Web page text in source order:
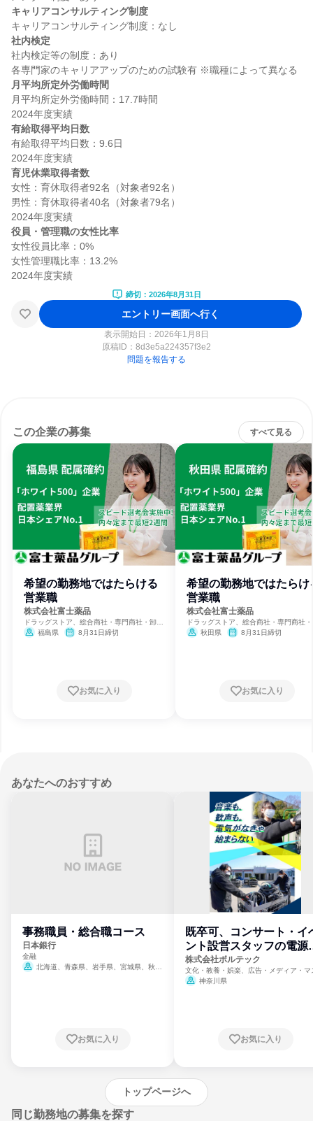
キャリアコンサルティング制度
社内検定
社内検定等の制度：あり
月平均所定外労働時間
月平均所定外労働時間：17.7時間
有給取得平均日数
有給取得平均日数：9.6日
育児休業取得者数
女性：育休取得者92名（対象者92名）
男性：育休取得者40名（対象者79名）
役員・管理職の女性比率
女性役員比率：0%
女性管理職比率：13.2%
締切：2026年8月31日
エントリー画面へ行く
表示開始日：2026年1月8日
原稿ID： 8d3e5a224357f3e2
問題を報告する
この企業の募集 すべて見る
希望の勤務地ではたらける
営業職
株式会社富士薬品
ドラッグストア、総合商社・専門商社・卸
売、製薬
福島県 8月31日締切
お気に入り
希望の勤務地ではたらけ
営業職
株式会社富士薬品
ドラッグストア、総合商社・専門商社
売、製薬
秋田県 8月31日締切
お気に入り
あなたへのおすすめ
事務職員・総合職コース
日本銀行
金融
北海道、青森県、岩手県、宮城県、秋田
崎県、熊本県、大分県、宮崎県、鹿児島県、
お気に入り
既卒可、コンサート・イ
ント設営スタッフの電源
門
株式会社ボルテック
文化・教養・娯楽、広告・メディア・マ
ミ、電力・ガス・水道・エネルギー
神奈川県
お気に入り
トップページへ
同じ勤務地の募集を探す